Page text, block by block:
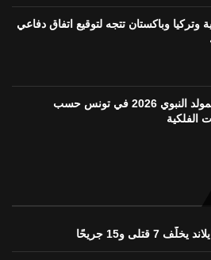
وتركيا وباكستان تتجه لتوقيع اتفاق دفاعي
موعد المولد النبوي 2026 في تونس حسب
الفلكية
و15 جريحًا